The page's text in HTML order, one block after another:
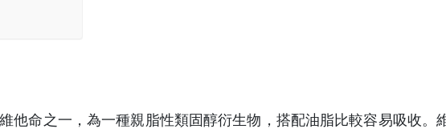
他命之一，為一種親脂性類固醇衍生物，搭配油脂比較容易吸收。